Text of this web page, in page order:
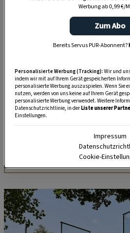
Nutzen Sie WhatsApp auf Ihrem
dem Balkon, der Terrasse oder im
unserem kostenlosen WhatsApp-
Tipps und Tricks für Garten,
Zimmerpflanzen.
HIER MEHR
Werbung ab 0,99 €/
Zum Abo
Bereits Servus PUR-Abonnent?
Personalisierte Werbung (Tracking): Wir und
indem wir mit auf Ihrem Gerät gespeicherten
personalisierte Werbung auszuspielen. Wenn Sie
nutzen, werden von uns keine auf Ihrem Gerät
personalisierte Werbung verwendet. Weitere
Datenschutzrichtlinie, in derListe unserer
Einstellungen.
Impressum
Cookie-